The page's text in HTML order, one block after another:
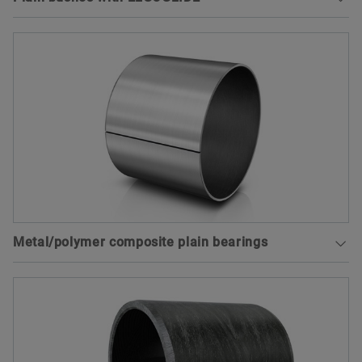
Cylindrical plain bushes comprise a steel support
swivel movements, but also axial movements and
can support higher forces than conventional plain
To the medias product catalog
Metal/polymer composite plain bearings
INA metal-polymer composite plain bearings are a
automotive applications. All bearings are lead-free
and, therefore, environmentally friendly. Different
innovative material combinations ensure a large